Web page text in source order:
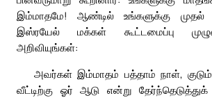
இம்மாதமே! ஆண்டில் உங்களுக்கு முதல்
இஸ்ரயேல் மக்கள் கூட்டமைப்பு
அறிவியுங்கள்:
அவர்கள் இம்மாதம் பத்தாம் நாள்,
வீட்டிற்கு ஓர் ஆடு என்று